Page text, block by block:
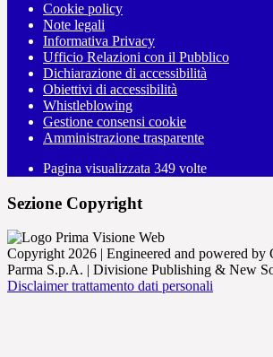
Cookie policy
Note legali
Informativa Privacy
Ufficio Relazioni con il Pubblico
Dichiarazione di accessibilità
Obiettivi di accessibilità
Whistleblowing
Gestione consensi cookie
Amministrazione trasparente
Pagina visualizzata 349 volte
Sezione Copyright
Copyright 2026 | Engineered and powered by
Parma S.p.A. | Divisione Publishing & New
Disclaimer trattamento dati personali